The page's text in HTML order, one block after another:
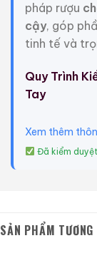
Borderies
liên tiếp để
được nồng độ
Ghi chú nếm thử
Loại Cognac
của quýt,
labdanum
haute couture.
những gợi ý
một bó hoa
pháp rượu
cậy, góp
tinh tế và
Quy Trình
Tay
Xem thêm
Đã kiểm
SẢN PHẨM